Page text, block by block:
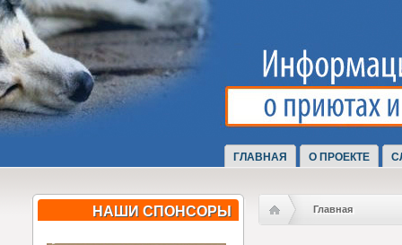
ГЛАВНАЯ О ПРОЕКТЕ
НАШИ СПОНСОРЫ Главная